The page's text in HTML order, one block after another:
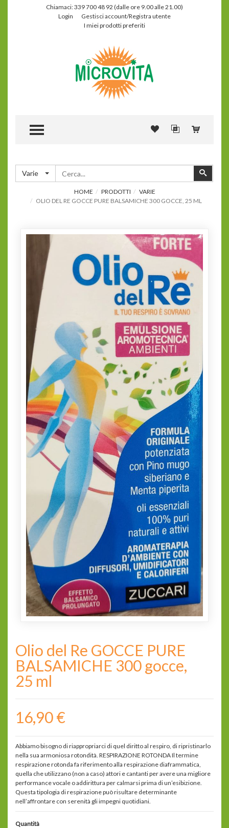
Chiamaci: 339 700 48 92 (dalle ore 9.00 alle 21.00)
Login
Gestisci account/Registra utente
I miei prodotti preferiti
TOGGLE MENU
Varie
HOME PRODOTTI
VARIE
OLIO DEL RE GOCCE PURE BALSAMICHE 300 GOCCE, 25 ML
Olio del Re GOCCE PURE
BALSAMICHE 300 gocce,
25 ml
16,90 €
Abbiamo bisogno di riappropriarci di quel diritto al respiro, di ripristinarlo
nella sua armoniosa rotondità. RESPIRAZIONE ROTONDA Il termine
respirazione rotonda fa riferimento alla respirazione diaframmatica,
quella che utilizzano (non a caso) attori e cantanti per avere una migliore
performance vocale o addirittura per calmarsi prima di un’esibizione.
Questa tipologia di respirazione può risultare determinante
nell’affrontare con serenità gli impegni quotidiani.
Quantità